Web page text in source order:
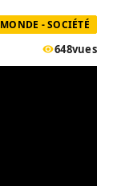
MONDE - SOCIÉTÉ
648vues